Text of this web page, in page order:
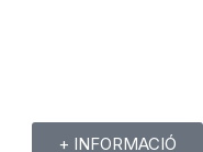
+ INFORMACIÓ